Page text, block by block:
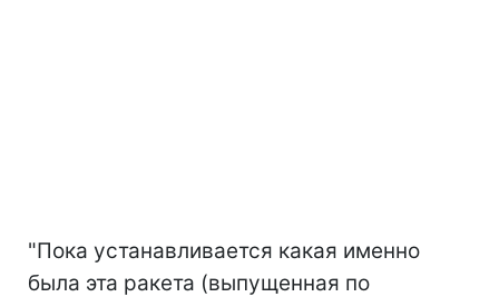
"Пока устанавливается какая именно
была эта ракета (выпущенная по